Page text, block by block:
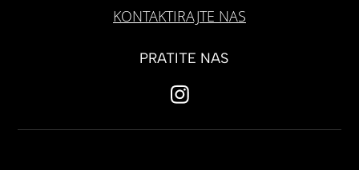
KONTAKTIRAJTE NAS
PRATITE NAS